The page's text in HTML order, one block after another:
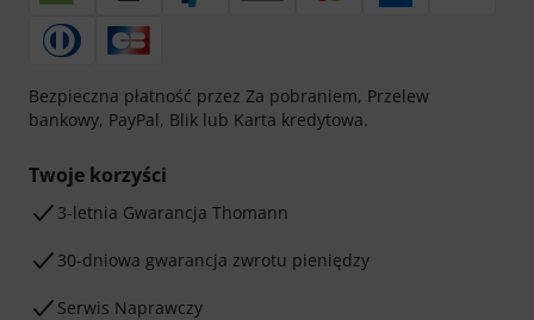
Bezpieczna płatność przez Za pobraniem, Przelew
bankowy, PayPal, Blik lub Karta kredytowa.
Twoje korzyści
3-letnia Gwarancja Thomann
30-dniowa gwarancja zwrotu pieniędzy
Serwis Naprawczy